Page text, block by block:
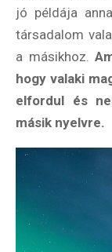
Külföldi
jó példája
társadalom
a másikhoz.
hogy valaki
elfordul és
másik nyelvre.